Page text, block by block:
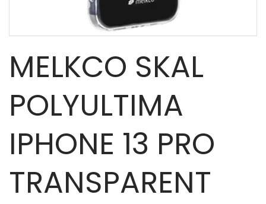
MELKCO SKAL
POLYULTIMA
IPHONE 13 PRO
TRANSPARENT